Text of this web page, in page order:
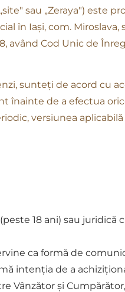
sau „Zeraya") este
în Iași, com.
Cod Unic de
sunteți de acord cu
de a efectua
versiunea
18 ani) sau juridică
ca formă de
intenția de a
Vânzător și